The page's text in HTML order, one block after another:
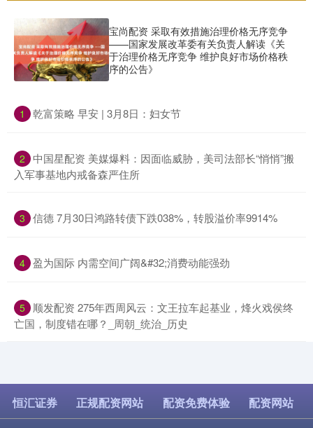
宝尚配资 采取有效措施治理价格无序竞争
——国家发展改革委有关负责人解读《关
于治理价格无序竞争 维护良好市场价格秩
序的公告》
1 ​乾富策略 早安 | 3月8日：妇女节
2 ​中国星配资 美媒爆料：因面临威胁，美司法部长“悄悄”搬
入军事基地内戒备森严住所
3 ​信德 7月30日鸿路转债下跌038%，转股溢价率9914%
4 ​盈为国际 内需空间广阔&#32;消费动能强劲
5 ​顺发配资 275年西周风云：文王拉车起基业，烽火戏侯终
亡国，制度错在哪？_周朝_统治_历史
恒汇证券 正规配资网站 配资免费体验 配资网站